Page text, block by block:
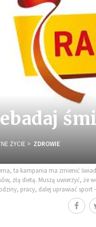
ŻYCIE ZDROWIE
ta kampania ma zmienić
złą dietą. Muszą uwierzyć, że
pracy, dalej uprawiać sport